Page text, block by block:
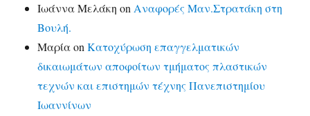
Ιωάννα Μελάκη on Αναφορές Μαν.Στρατάκη στη
Βουλή.
ΜαρίαonΚατοχύρωση επαγγελματικών
δικαιωμάτων αποφοίτων τμήματος πλαστικών
τεχνών και επιστημών τέχνης Πανεπιστημίου
Ιωαννίνων